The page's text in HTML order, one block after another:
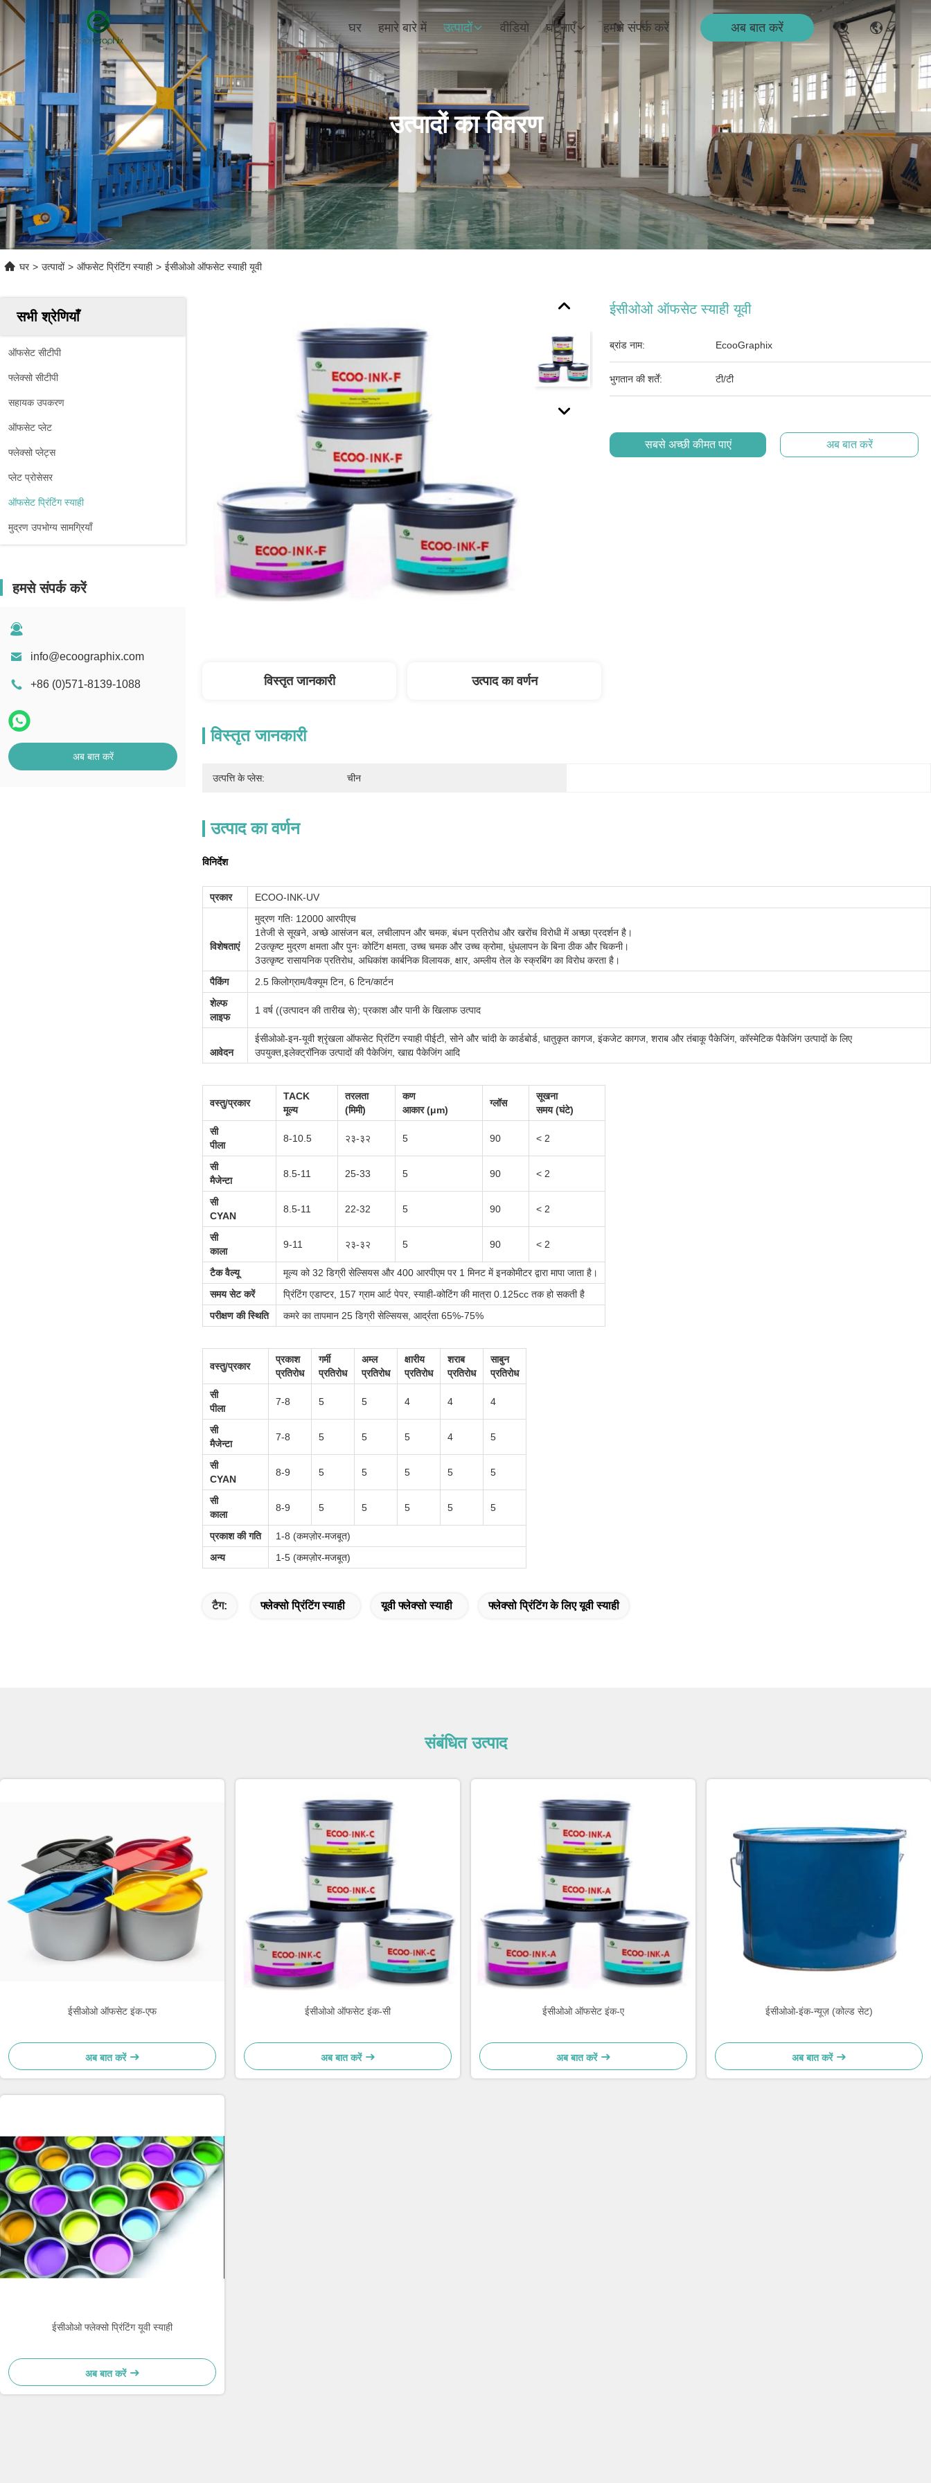
घर हमारे बारे में उत्पादों वीडियो घटनाएँ हमसे संपर्क करें अब बात करें
उत्पादों का विवरण
घर > उत्पादों > ऑफसेट प्रिंटिंग स्याही > ईसीओओ ऑफसेट स्याही यूवी
सभी श्रेणियाँ
ऑफसेट सीटीपी
फ्लेक्सो सीटीपी
सहायक उपकरण
ऑफसेट प्लेट
फ्लेक्सो प्लेट्स
प्लेट प्रोसेसर
ऑफसेट प्रिंटिंग स्याही
मुद्रण उपभोग्य सामग्रियाँ
हमसे संपर्क करें
info@ecoographix.com
+86 (0)571-8139-1088
अब बात करें
ईसीओओ ऑफसेट स्याही यूवी
ब्रांड नाम: EcooGraphix
भुगतान की शर्तें: टी/टी
सबसे अच्छी कीमत पाएं अब बात करें
विस्तृत जानकारी उत्पाद का वर्णन
विस्तृत जानकारी
उत्पत्ति के प्लेस: चीन
उत्पाद का वर्णन
विनिर्देश
प्रकार ECOO-INK-UV
विशेषताएं
मुद्रण गतिः 12000 आरपीएच
1तेजी से सूखने, अच्छे आसंजन बल, लचीलापन और चमक, बंधन प्रतिरोध और खरोंच विरोधी में अच्छा प्रदर्शन है।
2उत्कृष्ट मुद्रण क्षमता और पुनः कोटिंग क्षमता, उच्च चमक और उच्च क्रोमा, धुंधलापन के बिना ठीक और चिकनी।
3उत्कृष्ट रासायनिक प्रतिरोध, अधिकांश कार्बनिक विलायक, क्षार, अम्लीय तेल के स्क्रबिंग का विरोध करता है।
पैकिंग
2.5 किलोग्राम/वैक्यूम टिन, 6 टिन/कार्टन
शेल्फ
लाइफ
1 वर्ष ((उत्पादन की तारीख से); प्रकाश और पानी के खिलाफ उत्पाद
आवेदन
ईसीओओ-इन-यूवी श्रृंखला ऑफसेट प्रिंटिंग स्याही पीईटी, सोने और चांदी के कार्डबोर्ड, धातुकृत कागज, इंकजेट कागज, शराब और तंबाकू पैकेजिंग, कॉस्मेटिक पैकेजिंग उत्पादों के लिए
उपयुक्त,इलेक्ट्रॉनिक उत्पादों की पैकेजिंग, खाद्य पैकेजिंग आदि
वस्तु/प्रकार
TACK
मूल्य
तरलता
(मिमी)
कण
आकार (μm)
ग्लॉस
सूखना
समय (घंटे)
सी
पीला
8-10.5 २३-३२ 5 90 < 2
सी
मैजेन्टा
8.5-11 25-33 5 90 < 2
सी
CYAN
8.5-11 22-32 5 90 < 2
सी
काला
9-11 २३-३२ 5 90 < 2
टैक वैल्यू
मूल्य को 32 डिग्री सेल्सियस और 400 आरपीएम पर 1 मिनट में इनकोमीटर द्वारा मापा जाता है।
समय सेट करें
प्रिंटिंग एडाप्टर, 157 ग्राम आर्ट पेपर, स्याही-कोटिंग की मात्रा 0.125cc तक हो सकती है
परीक्षण की स्थिति
कमरे का तापमान 25 डिग्री सेल्सियस, आर्द्रता 65%-75%
वस्तु/प्रकार
प्रकाश
प्रतिरोध
गर्मी
प्रतिरोध
अम्ल
प्रतिरोध
क्षारीय
प्रतिरोध
शराब
प्रतिरोध
साबुन
प्रतिरोध
सी
पीला
7-8 5 5 4 4 4
सी
मैजेन्टा
7-8 5 5 5 4 5
सी
CYAN
8-9 5 5 5 5 5
सी
काला
8-9 5 5 5 5 5
प्रकाश की गति
1-8 (कमज़ोर-मजबूत)
अन्य
1-5 (कमज़ोर-मजबूत)
टैग: फ्लेक्सो प्रिंटिंग स्याही यूवी फ्लेक्सो स्याही फ्लेक्सो प्रिंटिंग के लिए यूवी स्याही
संबंधित उत्पाद
ईसीओओ ऑफसेट इंक-एफ
अब बात करें
ईसीओओ ऑफसेट इंक-सी
अब बात करें
ईसीओओ ऑफसेट इंक-ए
अब बात करें
ईसीओओ-इंक-न्यूज़ (कोल्ड सेट)
अब बात करें
ईसीओओ फ्लेक्सो प्रिंटिंग यूवी स्याही
अब बात करें